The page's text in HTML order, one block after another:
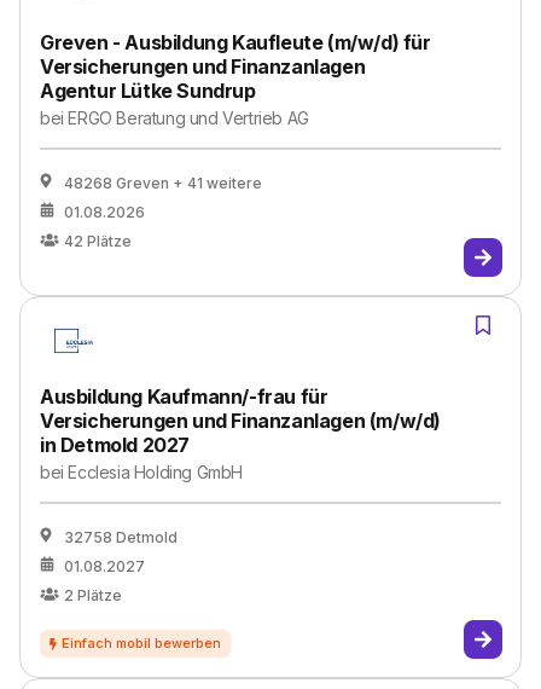
Greven - Ausbildung Kaufleute (m/w/d) für
Versicherungen und Finanzanlagen
Agentur Lütke Sundrup
beiERGO Beratung und Vertrieb AG
48268 Greven + 41 weitere
01.08.2026
42 Plätze
Ausbildung Kaufmann/-frau für
Versicherungen und Finanzanlagen (m/w/d)
in Detmold 2027
beiEcclesia Holding GmbH
32758 Detmold
01.08.2027
2 Plätze